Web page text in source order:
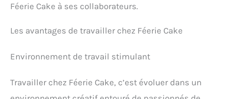
Féerie Cake à ses collaborateurs.
Les avantages de travailler chez Féerie Cake
Environnement de travail stimulant
Travailler chez Féerie Cake, c’est évoluer dans un